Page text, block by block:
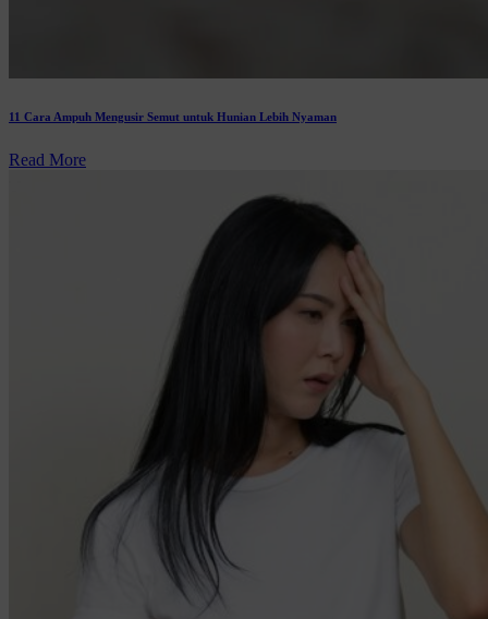
11 Cara Ampuh Mengusir Semut untuk Hunian Lebih Nyaman
Read More